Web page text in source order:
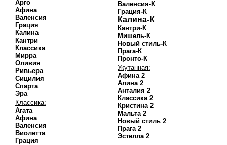
Арго
Афина
Валенсия
Грация
Калина
Кантри
Классика
Мирра
Оливия
Ривьера
Сицилия
Спарта
Эра
Классика:
Агата
Афина
Валенсия
Виолетта
Грация
Валенсия-К
Грация-К
Калина-К
Кантри-К
Мишель-К
Новый стиль-К
Прага-К
Пронто-К
Укутанная:
Афина 2
Алина 2
Анталия 2
Классика 2
Кристина 2
Мальта 2
Новый стиль 2
Прага 2
Эстелла 2